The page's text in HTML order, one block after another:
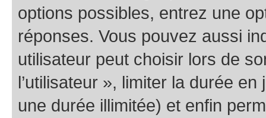
options possibles, entrez une
réponses. Vous pouvez aussi
utilisateur peut choisir lors de
l’utilisateur », limiter la durée
une durée illimitée) et enfin